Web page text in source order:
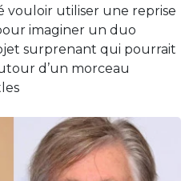
vouloir utiliser une reprise
imaginer un duo
surprenant qui pourrait
d’un morceau